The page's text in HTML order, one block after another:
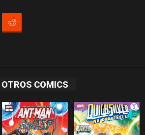
OTROS COMICS